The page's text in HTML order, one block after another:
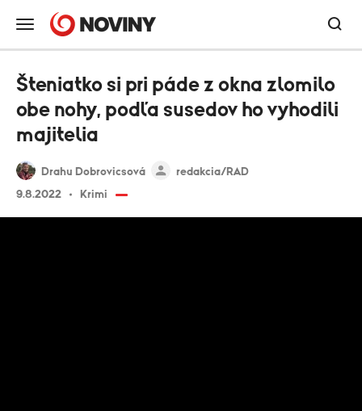
Drahu Dobrovicsová
redakcia/RAD
9.8.2022
Krimi
Šteniatko si pri páde z okna zlomilo
obe nohy, podľa susedov ho vyhodili
majitelia